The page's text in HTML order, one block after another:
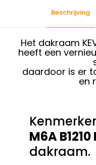
Beschrijving
Het dakraam
heeft een
daardoor is er
en
M6A B1210
dakraam.